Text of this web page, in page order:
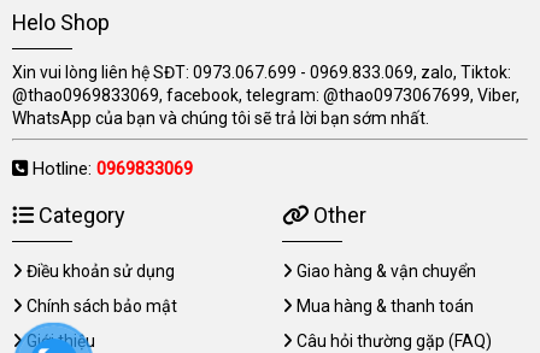
Helo Shop
Xin vui lòng liên hệ SĐT: 0973.067.699 - 0969.833.069, zalo, Tiktok:
@thao0969833069, facebook, telegram: @thao0973067699, Viber,
WhatsApp của bạn và chúng tôi sẽ trả lời bạn sớm nhất.
Hotline: 0969833069
Category
Điều khoản sử dụng
Chính sách bảo mật
Giới thiệu
Other
Giao hàng & vận chuyển
Mua hàng & thanh toán
Câu hỏi thường gặp (FAQ)